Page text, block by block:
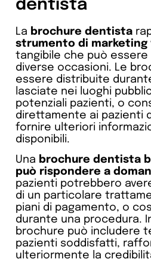
dentista
La brochure dentista
strumento di marketing
tangibile che può essere
diverse occasioni. Le
essere distribuite
lasciate nei luoghi
potenziali pazienti, o
direttamente ai pazienti
fornire ulteriori
disponibili.
Una brochure dentista
può rispondere a
pazienti potrebbero
di un particolare
piani di pagamento, o
durante una procedura.
brochure può includere
pazienti soddisfatti,
ulteriormente la